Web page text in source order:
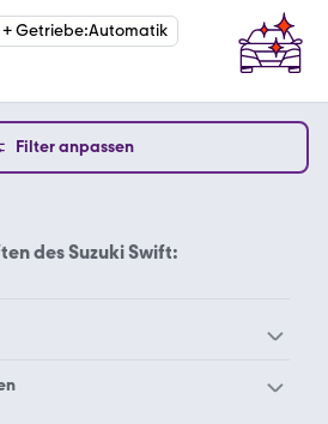
+Getriebe:Automatik
Filter anpassen
desSuzuki Swift: